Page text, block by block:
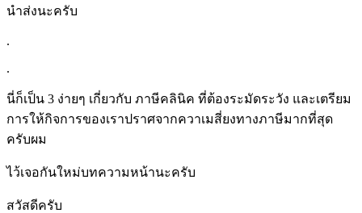
นำส่งนะครับ
.
.
นี่ก็เป็น 3 ง่ายๆ เกี่ยวกับ ภาษีคลินิค ที่ต้องระมัดระวัง และเตรียม
การให้กิจการของเราปราศจากควาเมสี่ยงทางภาษีมากที่สุด
ครับผม
ไว้เจอกันใหม่บทความหน้านะครับ
สวัสดีครับ